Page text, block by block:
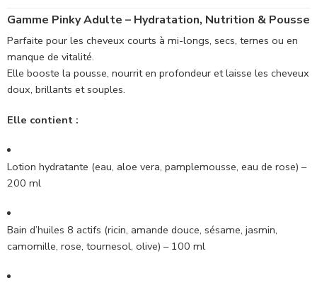
Gamme Pinky Adulte – Hydratation, Nutrition & Pousse
Parfaite pour les cheveux courts à mi-longs, secs, ternes ou en
manque de vitalité.
Elle booste la pousse, nourrit en profondeur et laisse les cheveux
doux, brillants et souples.
Elle contient :
Lotion hydratante (eau, aloe vera, pamplemousse, eau de rose) –
200 ml
Bain d’huiles 8 actifs (ricin, amande douce, sésame, jasmin,
camomille, rose, tournesol, olive) – 100 ml